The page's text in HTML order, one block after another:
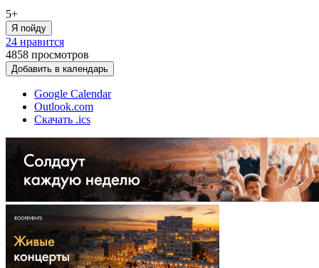
5+
Я пойду
24 нравится
4858 просмотров
Добавить в календарь
Google Calendar
Outlook.com
Скачать .ics